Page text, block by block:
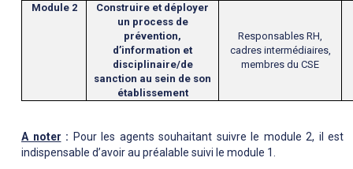
Module 2
Construire et déployer
un process de
prévention,
d’information et
disciplinaire/de
sanction au sein de son
établissement
Responsables RH,
cadres intermédiaires,
membres du CSE
A noter : Pour les agents souhaitant suivre le module 2, il est
indispensable d’avoir au préalable suivi le module 1.